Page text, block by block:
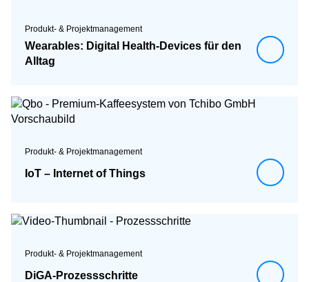
Produkt- & Projektmanagement
Wearables: Digital Health-Devices für den
Alltag
Produkt- & Projektmanagement
IoT – Internet of Things
Produkt- & Projektmanagement
DiGA-Prozessschritte